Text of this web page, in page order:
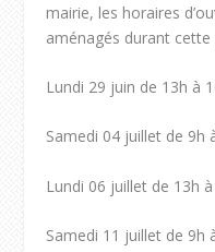
mairie, les horaires
aménagés durant
Lundi 29 juin de 13h à
Samedi 04 juillet de 9h
Lundi 06 juillet de 13h
Samedi 11 juillet de 9h